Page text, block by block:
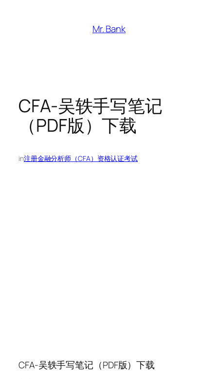
Mr. Bank
CFA-吴轶手写笔记
（PDF版）下载
in注册金融分析师（CFA）资格认证考试
CFA-吴轶手写笔记（PDF版）下载